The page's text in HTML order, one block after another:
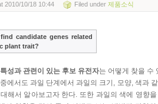
2010/10/18 10:44 Filed under제품소식
candidate genes related
plant trait?
성과 관련이 있는 후보 유전자는 어떻게 찾을 수
에서도 과일 단계에서 과일의 크기, 모양, 색과
해서 알아보고자 한다. 또한 과일의 색에 영향